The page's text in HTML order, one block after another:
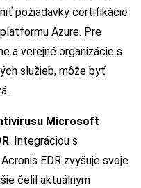
požiadavky certifikácie
Azure. Pre
a verejné organizácie s
služieb, môže byť
Microsoft
. Integráciou s
EDR zvyšuje svoje
čelil aktuálnym